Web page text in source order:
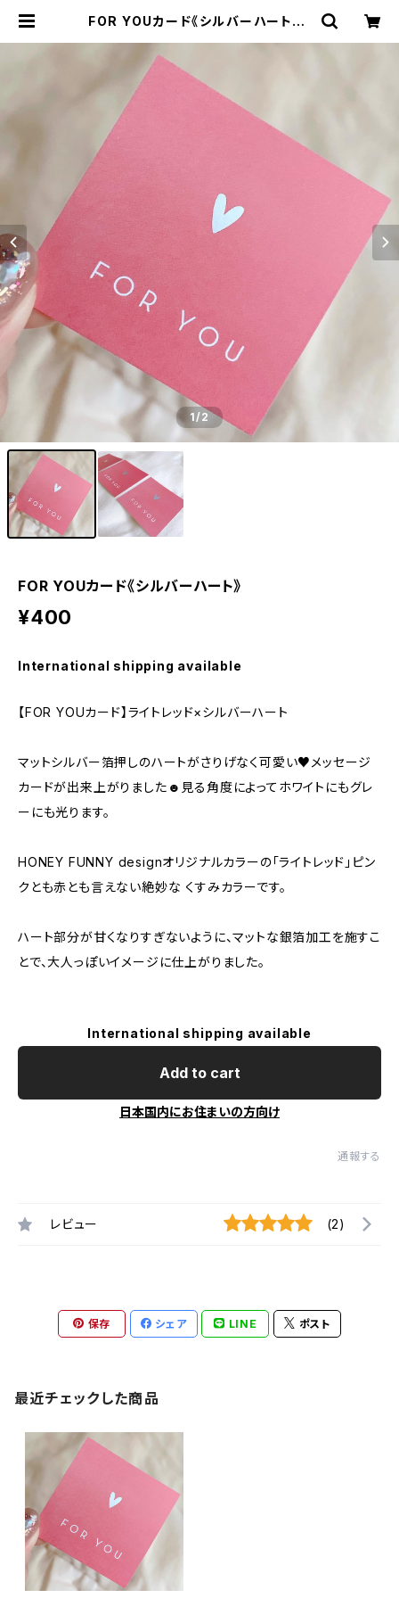
FOR YOUカード《シルバーハート》 |
1/2
FOR YOUカード《シルバーハート》
¥400
International shipping available
【FOR YOUカード】 ライトレッド×シルバーハート
マットシルバー箔押しのハートがさりげなく可愛い♥メッセージ
カードが出来上がりました☻見る角度によってホワイトにもグレ
ーにも光ります。
HONEY FUNNY designオリジナルカラーの「ライトレッド」ピン
クとも赤とも言えない絶妙な くすみカラーです。
ハート部分が甘くなりすぎないように、マットな銀箔加工を施すこ
とで、大人っぽいイメージに仕上がりました。
International shipping available
Add to cart
日本国内にお住まいの方向け
通報する
レビュー (2)
保存 シェア LINE ポスト
最近チェックした商品